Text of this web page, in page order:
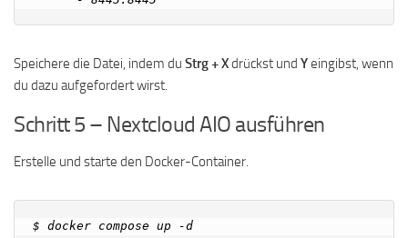
Speichere die Datei, indem du Strg + Xdrückst und Yeingibst, wenn
du dazu aufgefordert wirst.
Schritt 5 – Nextcloud AIO ausführen
Erstelle und starte den Docker-Container.